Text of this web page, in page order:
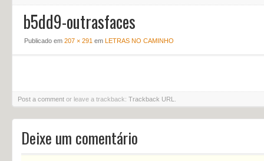
b5dd9-outrasfaces
Publicado em 207 × 291 em LETRAS NO CAMINHO
Post a comment or leave a trackback: Trackback URL
Deixe um comentário